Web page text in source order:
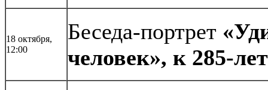
18 октября,
12:00
Беседа-портрет
человек», к 285-